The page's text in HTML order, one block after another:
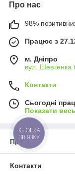
Про нас
98%
Працює з
м. Дніпро
вул. Шевченка
Контакти
Сьогодні
Показати
Про нас
Контакти
КНОПКА
ЗВ'ЯЗКУ